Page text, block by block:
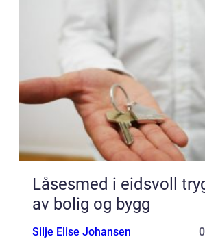
Låsesmed i eidsvoll trygg sikring
av bolig og bygg
Silje Elise Johansen